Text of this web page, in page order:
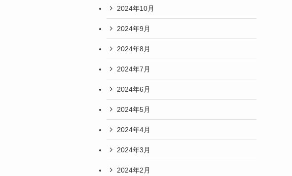
2024年10月
2024年9月
2024年8月
2024年7月
2024年6月
2024年5月
2024年4月
2024年3月
2024年2月